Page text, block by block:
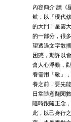
內容簡介 讀《
航，以「現代
的大門！星雲
的一部分，很
望透過文字散
困惑，期許以
會人心浮動，
養需用「敬」
養之前，要先
日常隨意翻閱
隨時跟隨正念
此，以己身行